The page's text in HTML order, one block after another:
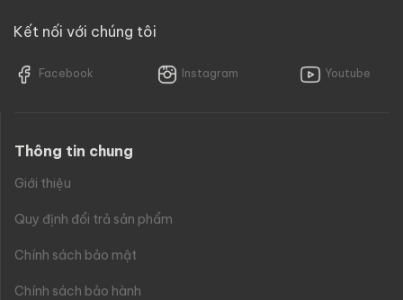
Kết nối với chúng tôi
Facebook Instagram Youtube
Thông tin chung
Giới thiệu
Quy định đổi trả sản phẩm
Chính sách bảo mật
Chính sách bảo hành